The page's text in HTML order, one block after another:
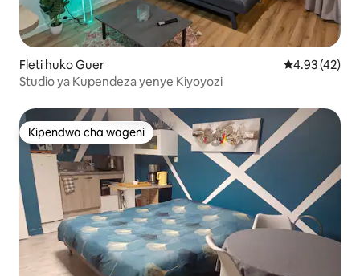
Fleti huko Guer Ukadiriaji wa
4.93 (42)
Studio ya Kupendeza yenye Kiyoyozi
Kipendwa cha wageni
Kipendwa cha wageni